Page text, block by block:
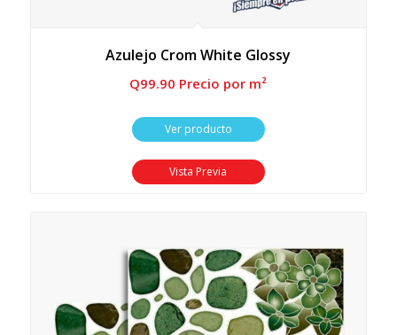
Azulejo Crom White Glossy
Q99.90 Precio por m²
Ver producto
Vista Previa